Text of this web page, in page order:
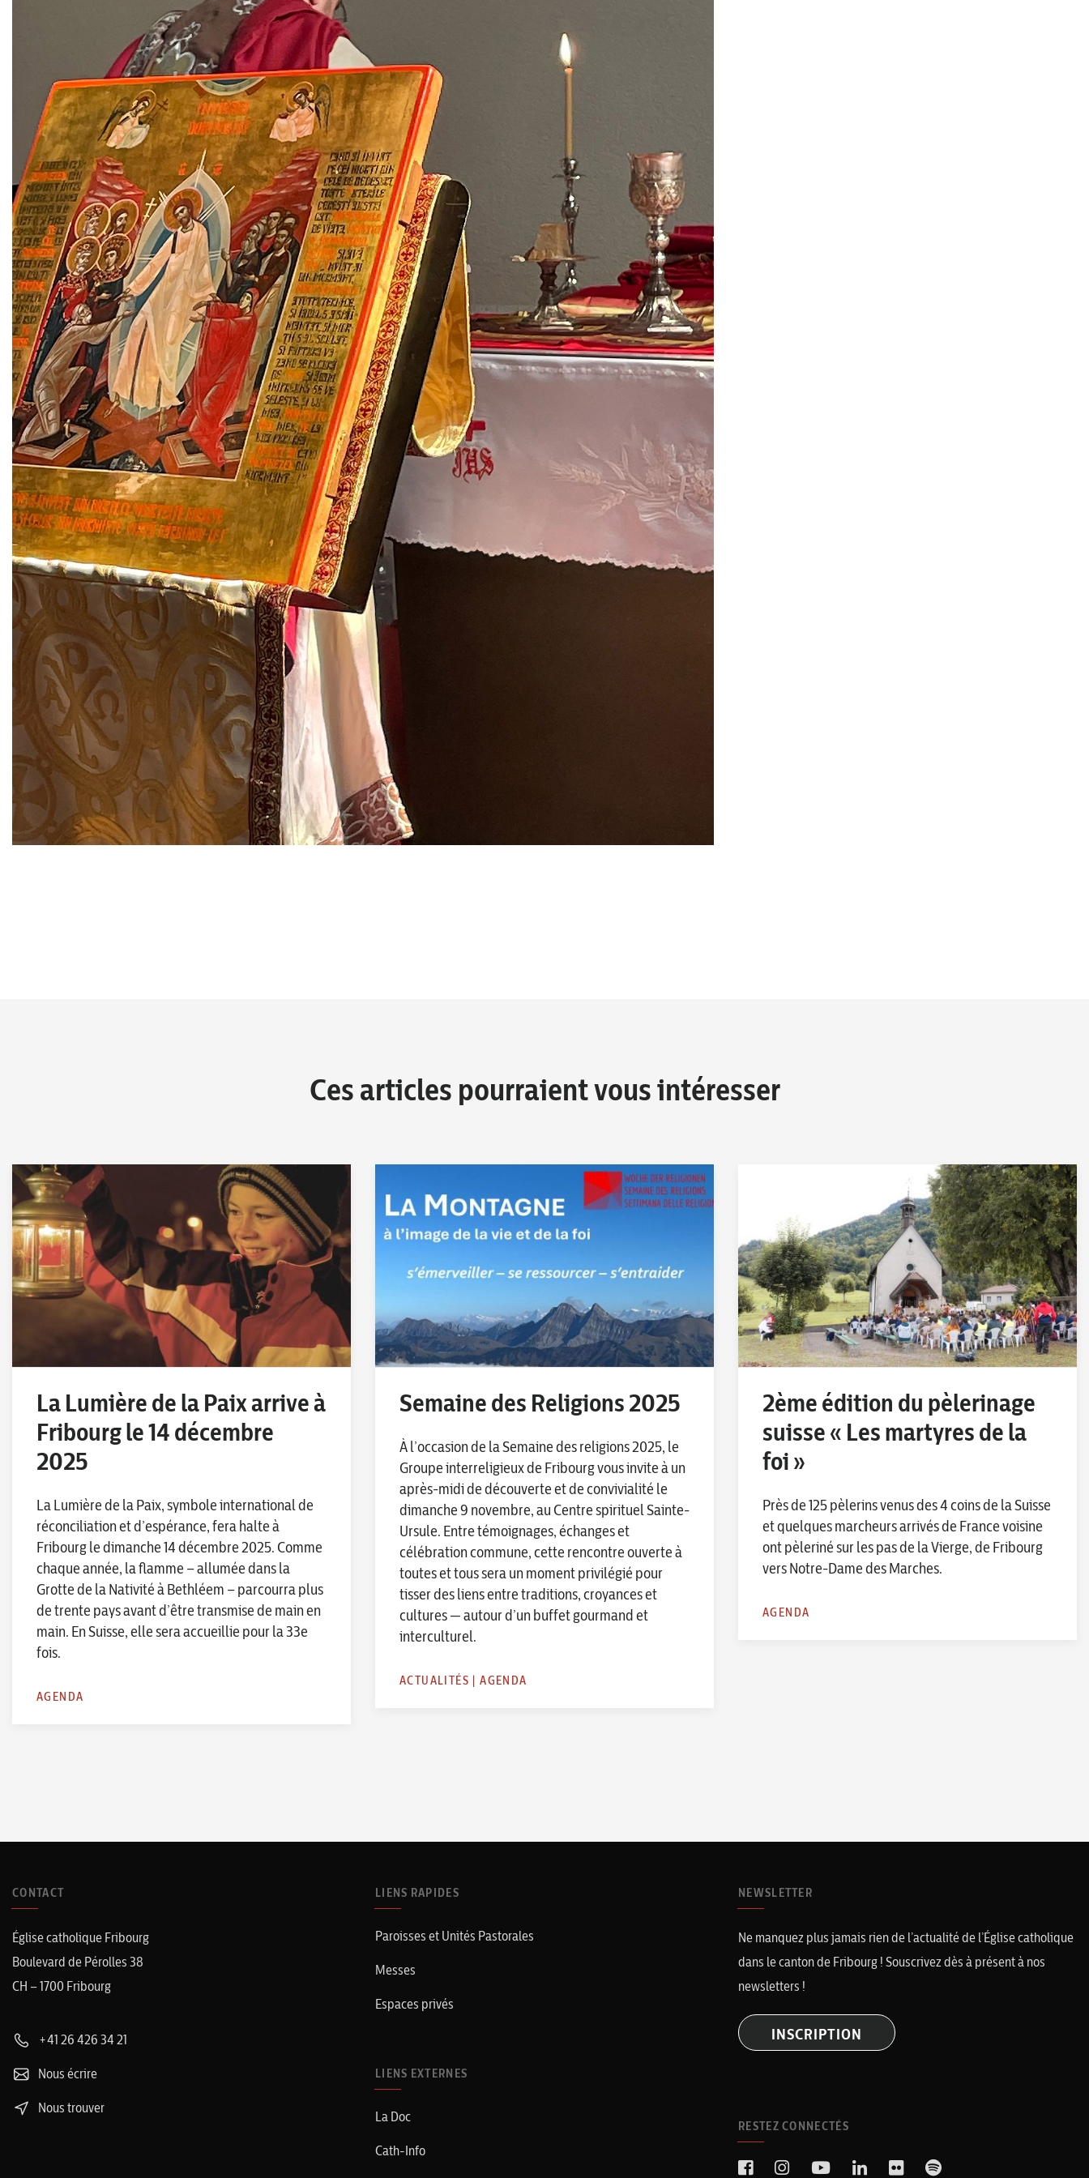
Ces articles pourraient vous intéresser
La Lumière de la Paix arrive à
Fribourg le 14 décembre
2025
La Lumière de la Paix, symbole international de
réconciliation et d’espérance, fera halte à
Fribourg le dimanche 14 décembre 2025. Comme
chaque année, la flamme – allumée dans la
Grotte de la Nativité à Bethléem – parcourra plus
de trente pays avant d’être transmise de main en
main. En Suisse, elle sera accueillie pour la 33e
fois.
AGENDA
Semaine des Religions 2025
À l’occasion de la Semaine des religions 2025, le
Groupe interreligieux de Fribourg vous invite à un
après-midi de découverte et de convivialité le
dimanche 9 novembre, au Centre spirituel Sainte-
Ursule. Entre témoignages, échanges et
célébration commune, cette rencontre ouverte à
toutes et tous sera un moment privilégié pour
tisser des liens entre traditions, croyances et
cultures — autour d’un buffet gourmand et
interculturel.
ACTUALITÉS |AGENDA
2ème édition du pèlerinage
suisse « Les martyres de la
foi »
Près de 125 pèlerins venus des 4 coins de la Suisse
et quelques marcheurs arrivés de France voisine
ont pèleriné sur les pas de la Vierge, de Fribourg
vers Notre-Dame des Marches.
AGENDA
CONTACT
Église catholique Fribourg
Boulevard de Pérolles 38
CH – 1700 Fribourg
+41 26 426 34 21
Nous écrire
Nous trouver
LIENS RAPIDES
Paroisses et Unités Pastorales
Messes
Espaces privés
LIENS EXTERNES
La Doc
Cath-Info
NEWSLETTER
Ne manquez plus jamais rien de l’actualité de l’Église catholique
dans le canton de Fribourg ! Souscrivez dès à présent à nos
newsletters !
INSCRIPTION
RESTEZ CONNECTÉS